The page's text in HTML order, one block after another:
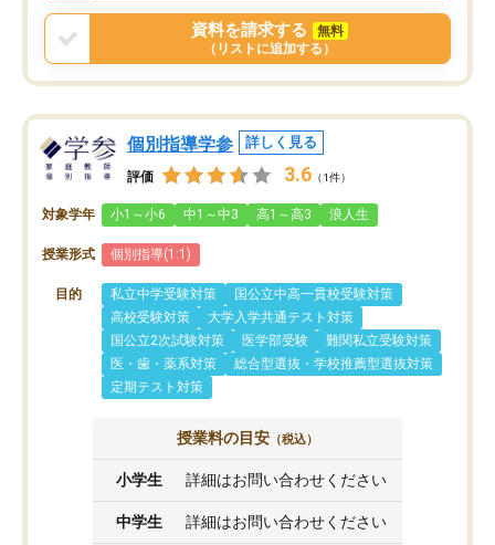
資料を請求する
無料
（リストに追加する）
個別指導学参 詳しく見る
評価 3.6 （1件）
対象学年 小1～小6 中1～中3 高1～高3 浪人生
授業形式 個別指導(1:1)
目的 私立中学受験対策
国公立中高一貫校受験対策
高校受験対策
大学入学共通テスト対策
国公立2次試験対策
医学部受験
難関私立受験対策
医・歯・薬系対策
総合型選抜・学校推薦型選抜対策
定期テスト対策
授業料の目安 （税込）
小学生 詳細はお問い合わせください
中学生 詳細はお問い合わせください